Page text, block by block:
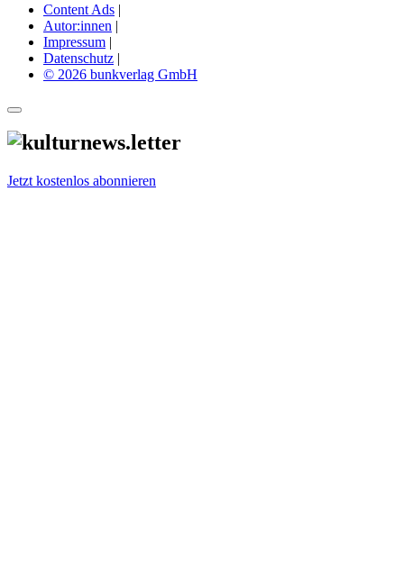
Content Ads |
Autor:innen |
Impressum |
Datenschutz |
© 2026 bunkverlag GmbH
Jetzt kostenlos abonnieren